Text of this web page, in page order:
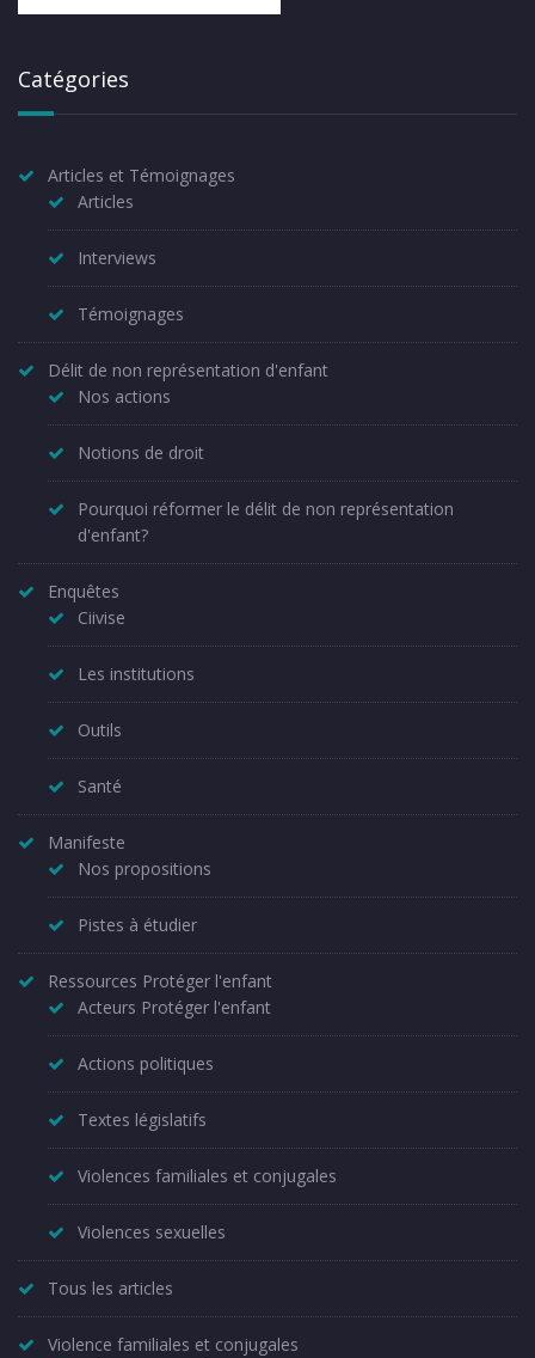
Catégories
Articles et Témoignages
Articles
Interviews
Témoignages
Délit de non représentation d'enfant
Nos actions
Notions de droit
Pourquoi réformer le délit de non représentation
d'enfant?
Enquêtes
Ciivise
Les institutions
Outils
Santé
Manifeste
Nos propositions
Pistes à étudier
Ressources Protéger l'enfant
Acteurs Protéger l'enfant
Actions politiques
Textes législatifs
Violences familiales et conjugales
Violences sexuelles
Tous les articles
Violence familiales et conjugales